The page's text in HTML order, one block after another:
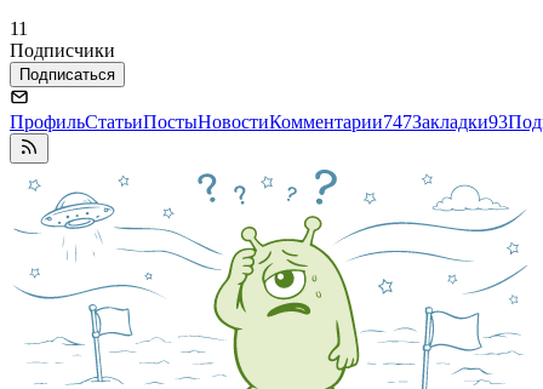
11
Подписчики
Подписаться
ПрофильСтатьиПостыНовостиКомментарии747Закладки93